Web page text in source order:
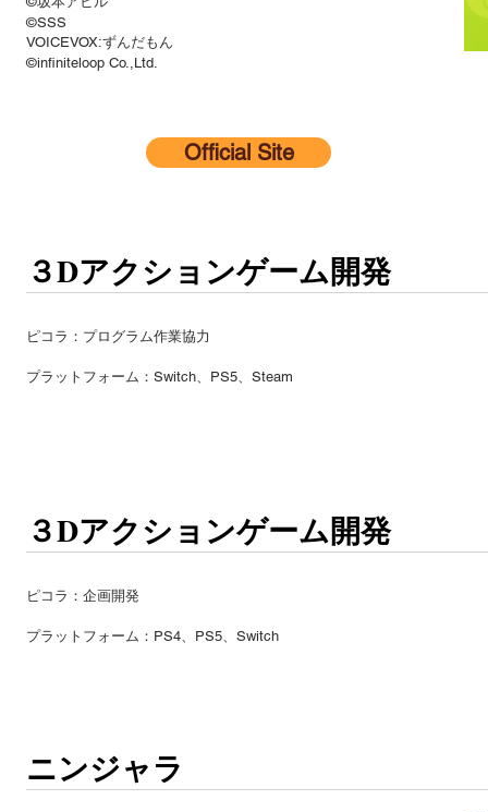
©SSS
VOICEVOX:ずんだもん
©infiniteloop Co.,Ltd.
Official Site
３Dアクションゲーム開発
ピコラ：プログラム作業協力
​プラットフォーム：Switch、PS5、Steam
３Dアクションゲーム開発
ピコラ：企画開発
​プラットフォーム：PS4、PS5、Switch
ニンジャラ